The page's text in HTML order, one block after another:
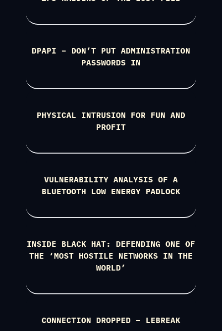
DPAPI – DON’T PUT ADMINISTRATION
PASSWORDS IN
PHYSICAL INTRUSION FOR FUN AND
PROFIT
VULNERABILITY ANALYSIS OF A
BLUETOOTH LOW ENERGY PADLOCK
INSIDE BLACK HAT: DEFENDING ONE OF
THE ‘MOST HOSTILE NETWORKS IN THE
WORLD’
CONNECTION DROPPED – LEBREAK